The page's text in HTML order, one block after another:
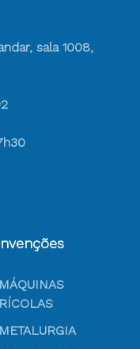
sala 1008,
MÁQUINAS
METALURGIA